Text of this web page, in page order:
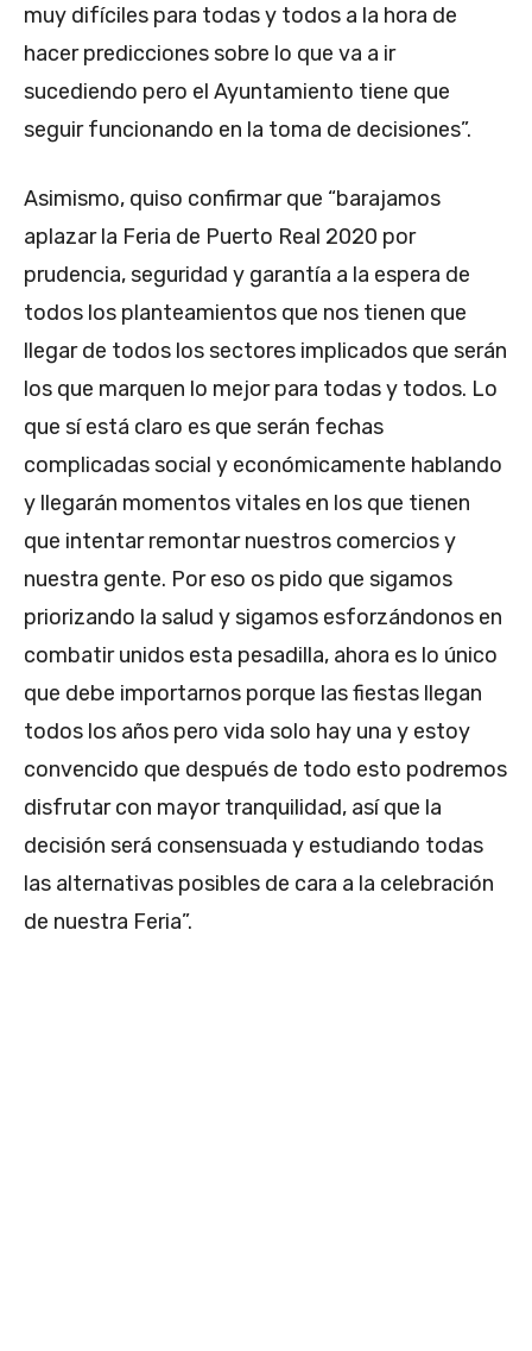
muy difíciles para todas y todos a la hora de
hacer predicciones sobre lo que va a ir
sucediendo pero el Ayuntamiento tiene que
seguir funcionando en la toma de decisiones”.
Asimismo, quiso confirmar que “barajamos
aplazar la Feria de Puerto Real 2020 por
prudencia, seguridad y garantía a la espera de
todos los planteamientos que nos tienen que
llegar de todos los sectores implicados que serán
los que marquen lo mejor para todas y todos. Lo
que sí está claro es que serán fechas
complicadas social y económicamente hablando
y llegarán momentos vitales en los que tienen
que intentar remontar nuestros comercios y
nuestra gente. Por eso os pido que sigamos
priorizando la salud y sigamos esforzándonos en
combatir unidos esta pesadilla, ahora es lo único
que debe importarnos porque las fiestas llegan
todos los años pero vida solo hay una y estoy
convencido que después de todo esto podremos
disfrutar con mayor tranquilidad, así que la
decisión será consensuada y estudiando todas
las alternativas posibles de cara a la celebración
de nuestra Feria”.